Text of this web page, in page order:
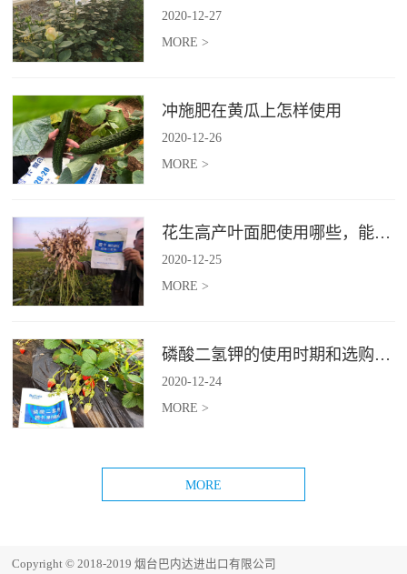
2020-12-27
MORE >
冲施肥在黄瓜上怎样使用
2020-12-26
MORE >
花生高产叶面肥‍使用哪些，能让花生正常生长？
2020-12-25
MORE >
磷酸二氢钾的使用时期和选购方法
2020-12-24
MORE >
Copyright © 2018-2019 烟台巴内达进出口有限公司